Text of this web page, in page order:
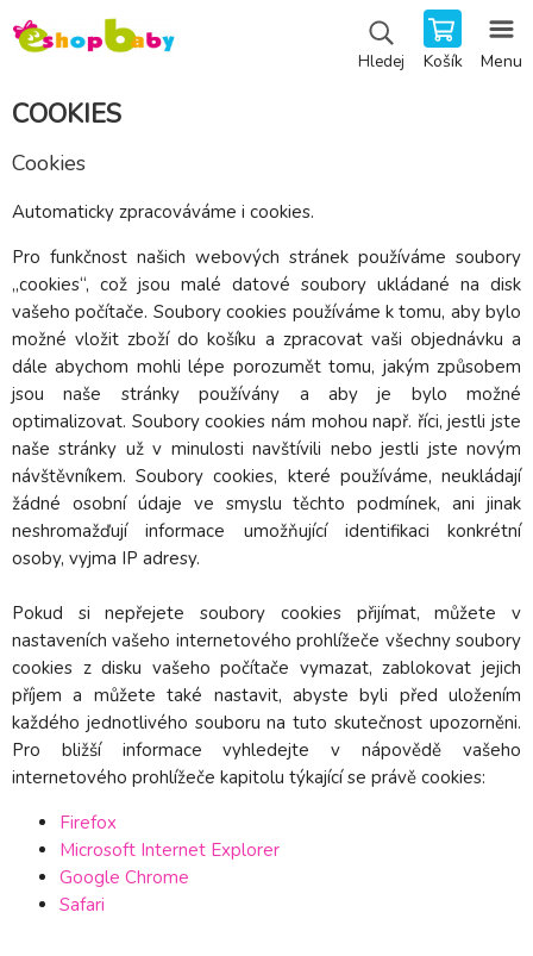
Hledej Košík Menu
COOKIES
Cookies
Automaticky zpracováváme i cookies.
Pro funkčnost našich webových stránek používáme soubory
„cookies“, což jsou malé datové soubory ukládané na disk
vašeho počítače. Soubory cookies používáme k tomu, aby bylo
možné vložit zboží do košíku a zpracovat vaši objednávku a
dále abychom mohli lépe porozumět tomu, jakým způsobem
jsou naše stránky používány a aby je bylo možné
optimalizovat. Soubory cookies nám mohou např. říci, jestli jste
naše stránky už v minulosti navštívili nebo jestli jste novým
návštěvníkem. Soubory cookies, které používáme, neukládají
žádné osobní údaje ve smyslu těchto podmínek, ani jinak
neshromažďují informace umožňující identifikaci konkrétní
osoby, vyjma IP adresy.
Pokud si nepřejete soubory cookies přijímat, můžete v
nastaveních vašeho internetového prohlížeče všechny soubory
cookies z disku vašeho počítače vymazat, zablokovat jejich
příjem a můžete také nastavit, abyste byli před uložením
každého jednotlivého souboru na tuto skutečnost upozorněni.
Pro bližší informace vyhledejte v nápovědě vašeho
internetového prohlížeče kapitolu týkající se právě cookies:
Firefox
Microsoft Internet Explorer
Google Chrome
Safari